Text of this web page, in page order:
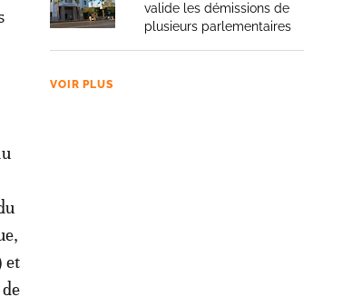
et
valide les démissions de
plusieurs parlementaires
VOIR PLUS